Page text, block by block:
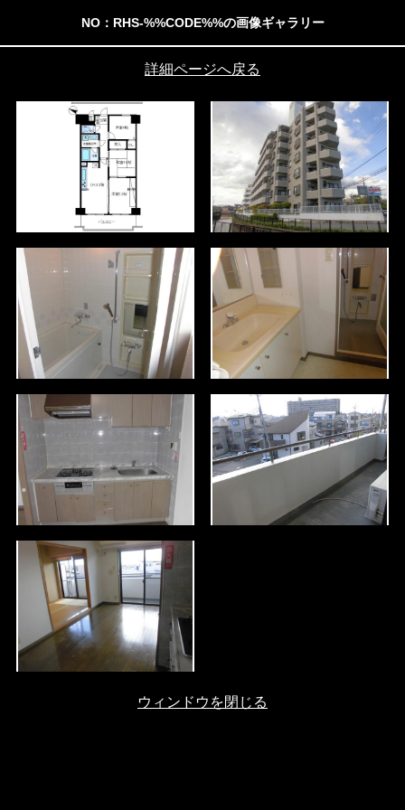
NO：RHS-%%CODE%%の画像ギャラリー
詳細ページへ戻る
ウィンドウを閉じる